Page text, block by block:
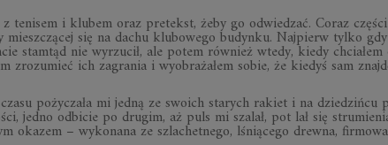
i klubem oraz pretekst, żeby go odwiedzać. Coraz
się na dachu klubowego budynku. Najpierw tylko
stamtąd nie wyrzucił, ale potem również wtedy, kiedy chciałem
zrozumieć ich zagrania i wyobrażałem sobie, że kiedyś sam
pożyczała mi jedną ze swoich starych rakiet i na dziedzińcu
jedno odbicie po drugim, aż puls mi szalał, pot lał się
okazem – wykonana ze szlachetnego, lśniącego drewna,